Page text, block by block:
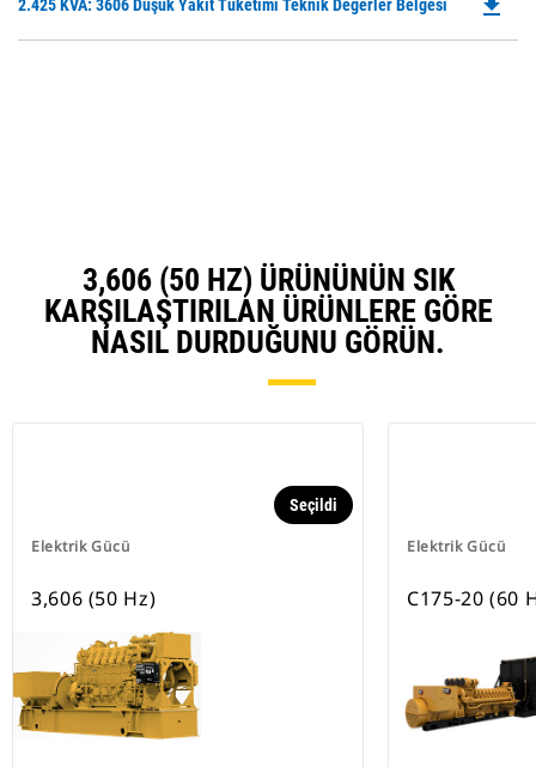
2.425 KVA: 3606 Düşük Yakıt Tüketimi Teknik Değerler Belgesi file_download
3,606 (50 HZ) ÜRÜNÜNÜN SIK
KARŞILAŞTIRILAN ÜRÜNLERE GÖRE
NASIL DURDUĞUNU GÖRÜN.
Elektrik Gücü
Seçildi
3,606 (50 Hz)
Elektrik Gücü
C175-20 (60